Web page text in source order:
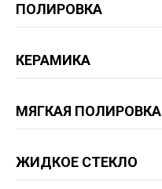
ПОЛИРОВКА
КЕРАМИКА
МЯГКАЯ ПОЛИРОВКА
ЖИДКОЕ СТЕКЛО